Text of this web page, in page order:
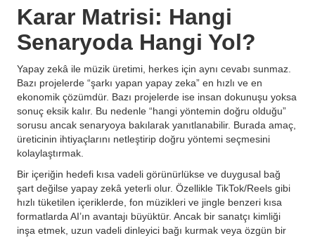
Karar Matrisi: Hangi
Senaryoda Hangi Yol?
Yapay zekâ ile müzik üretimi, herkes için aynı cevabı sunmaz.
Bazı projelerde “şarkı yapan yapay zeka” en hızlı ve en
ekonomik çözümdür. Bazı projelerde ise insan dokunuşu yoksa
sonuç eksik kalır. Bu nedenle “hangi yöntemin doğru olduğu”
sorusu ancak senaryoya bakılarak yanıtlanabilir. Burada amaç,
üreticinin ihtiyaçlarını netleştirip doğru yöntemi seçmesini
kolaylaştırmak.
Bir içeriğin hedefi kısa vadeli görünürlükse ve duygusal bağ
şart değilse yapay zekâ yeterli olur. Özellikle TikTok/Reels gibi
hızlı tüketilen içeriklerde, fon müzikleri ve jingle benzeri kısa
formatlarda AI’ın avantajı büyüktür. Ancak bir sanatçı kimliği
inşa etmek, uzun vadeli dinleyici bağı kurmak veya özgün bir